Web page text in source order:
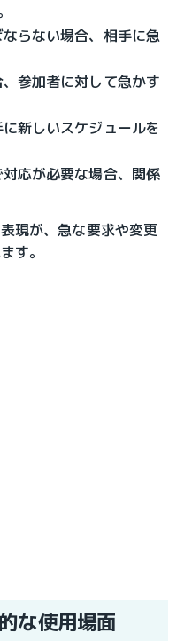
らない場合、相手に急
参加者に対して急かす
新しいスケジュールを
応が必要な場合、関係
現が、急な要求や変更
す。
な使用場面